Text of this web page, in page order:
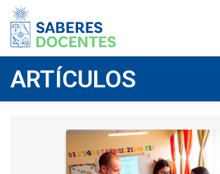
Postítulos y
Asistencias educativas
Investigación
ARTÍCULOS